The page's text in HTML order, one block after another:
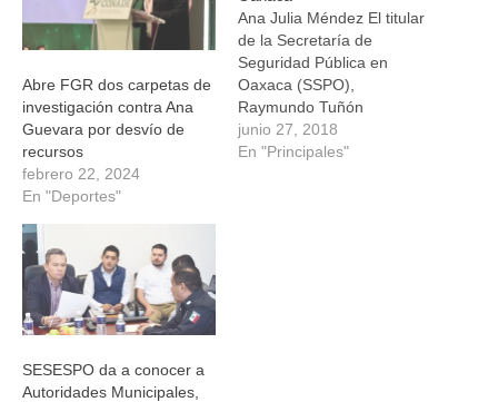
Abre FGR dos carpetas de
investigación contra Ana
Guevara por desvío de
recursos
febrero 22, 2024
En "Deportes"
Ana Julia Méndez El titular
de la Secretaría de
Seguridad Pública en
Oaxaca (SSPO),
Raymundo Tuñón
Jáuregui, dio a conocer los
trabajos en materia de
junio 27, 2018
En "Principales"
SESESPO da a conocer a
Autoridades Municipales,